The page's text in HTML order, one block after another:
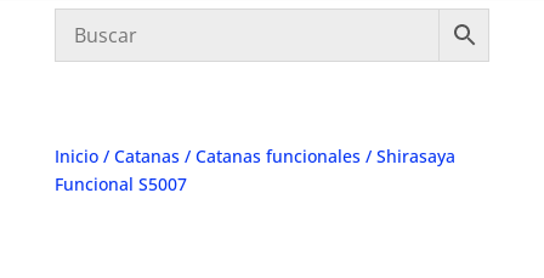
Inicio/ Catanas/ Catanas funcionales/ Shirasaya
Funcional S5007